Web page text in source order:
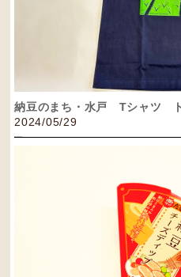
納豆のまち・水戸 Tシャツ
2024/05/29